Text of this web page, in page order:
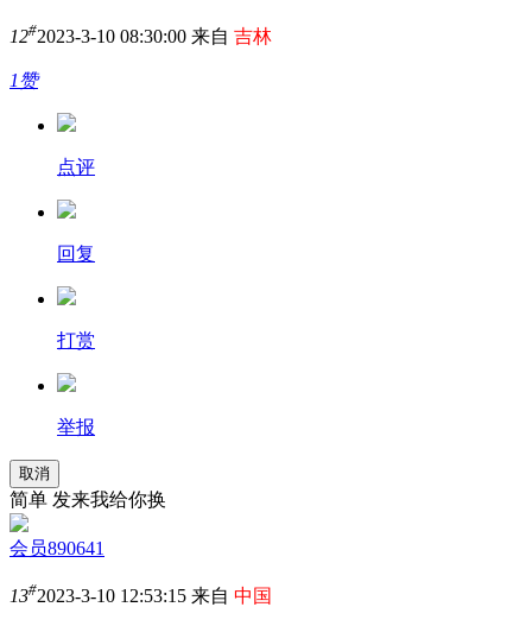
12#2023-3-10 08:30:00 来自 吉林
1赞
点评
回复
打赏
举报
取消
简单 发来我给你换
会员890641
13#2023-3-10 12:53:15 来自 中国